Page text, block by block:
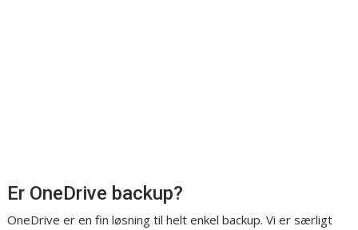
Er OneDrive backup?
OneDrive er en fin løsning til helt enkel backup. Vi er særligt